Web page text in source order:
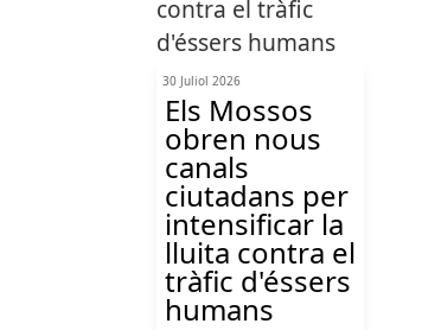
30 Juliol 2026
Els Mossos
obren nous
canals
ciutadans per
intensificar la
lluita contra el
tràfic d'éssers
humans